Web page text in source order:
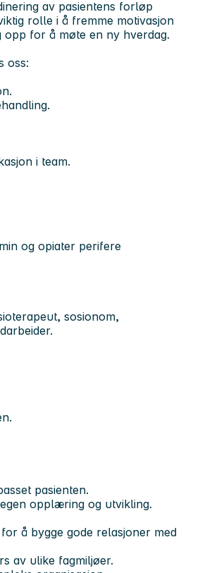
av pasientens forløp
rolle i å fremme motivasjon
opp for å møte en ny hverdag.
oss:
i team.
og opiater perifere
sosionom,
pasienten.
opplæring og utvikling.
å bygge gode relasjoner med
av ulike fagmiljøer.